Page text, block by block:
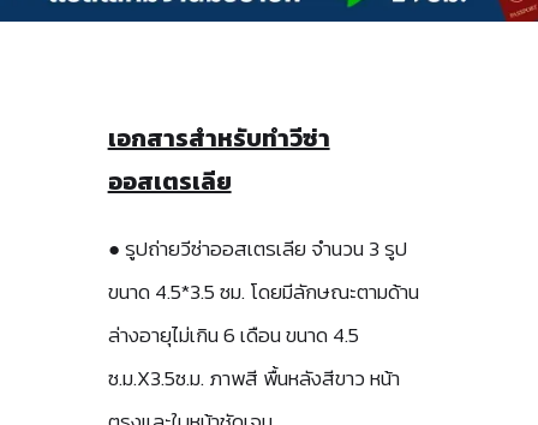
เอกสารสำหรับทำวีซ่า
ออสเตรเลีย
● รูปถ่ายวีซ่าออสเตรเลีย จำนวน 3 รูป
ขนาด 4.5*3.5 ซม. โดยมีลักษณะตามด้าน
ล่างอายุไม่เกิน 6 เดือน ขนาด 4.5
ซ.ม.X3.5ซ.ม. ภาพสี พื้นหลังสีขาว หน้า